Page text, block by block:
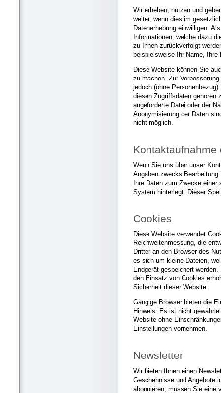
Wir erheben, nutzen und
weiter, wenn dies im
Datenerhebung einwilligen.
Informationen, welche dazu
zu Ihnen zurückverfolgt
beispielsweise Ihr Name, Ihre
Diese Website können Sie
zu machen. Zur
jedoch (ohne
diesen Zugriffsdaten gehören
angeforderte Datei oder der
Anonymisierung der Daten
nicht möglich.
Kontaktaufnahme
Wenn Sie uns über unser
Angaben zwecks Bearbeitung
Ihre Daten zum Zwecke einer
System hinterlegt. Dieser
Cookies
Diese Website verwendet
Reichweitenmessung, die
Dritter an den Browser des
es sich um kleine Dateien,
Endgerät gespeichert
den Einsatz von Cookies
Sicherheit dieser Website.
Gängige Browser bieten die
Hinweis: Es ist nicht
Website ohne
Einstellungen vornehmen.
Newsletter
Wir bieten Ihnen einen
Geschehnisse und Angebote
abonnieren, müssen Sie eine